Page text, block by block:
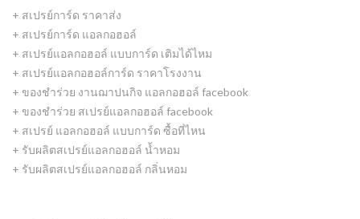
+ สเปรย์การ์ด ราคาส่ง
+ สเปรย์การ์ด แอลกอฮอล์
+ สเปรย์แอลกอฮอล์ แบบการ์ด เติมได้ไหม
+ สเปรย์แอลกอฮอล์การ์ด ราคาโรงงาน
+ ของชําร่วย งานฌาปนกิจ แอลกอฮอล์ facebook
+ ของชําร่วย สเปรย์แอลกอฮอล์ facebook
+ สเปรย์ แอลกอฮอล์ แบบการ์ด ซื้อที่ไหน
+ รับผลิตสเปรย์แอลกอฮอล์ น้ำหอม
+ รับผลิตสเปรย์แอลกอฮอล์ กลิ่นหอม